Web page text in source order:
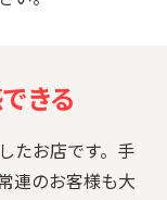
きる
たお店です。手
連のお客様も大